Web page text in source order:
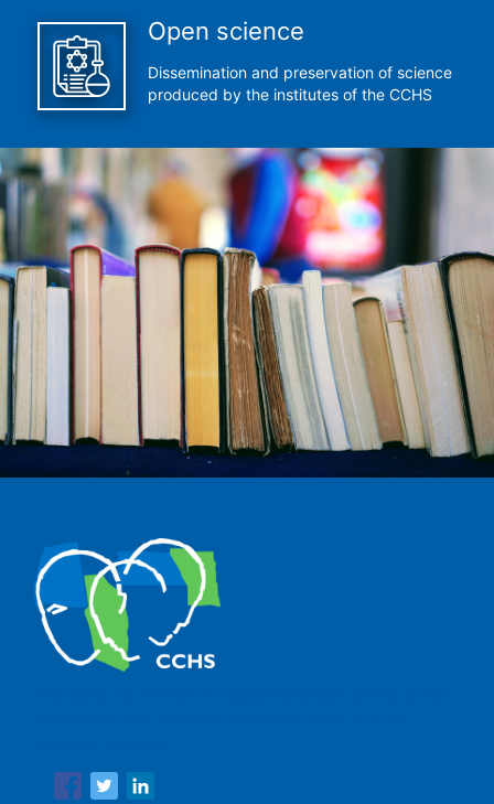
Open science
Dissemination and preservation of science
produced by the institutes of the CCHS